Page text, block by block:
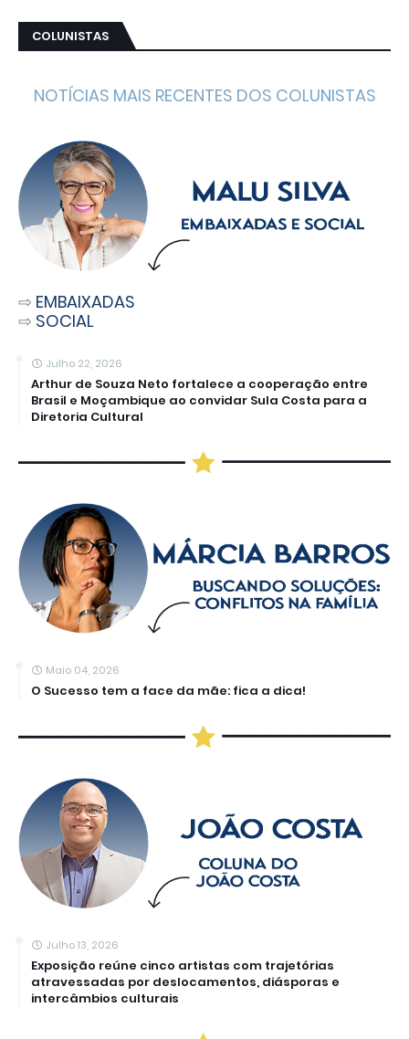
COLUNISTAS
NOTÍCIAS MAIS RECENTES DOS COLUNISTAS
⇨ EMBAIXADAS
⇨ SOCIAL
Julho 22, 2026
Arthur de Souza Neto fortalece a cooperação entre
Brasil e Moçambique ao convidar Sula Costa para a
Diretoria Cultural
Maio 04, 2026
O Sucesso tem a face da mãe: fica a dica!
Julho 13, 2026
Exposição reúne cinco artistas com trajetórias
atravessadas por deslocamentos, diásporas e
intercâmbios culturais